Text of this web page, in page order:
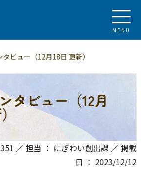
MENU
ビュー（12月18日 更新）
タビュー（12月
／ 担当 ： にぎわい創出課 ／ 掲載
日 ： 2023/12/12